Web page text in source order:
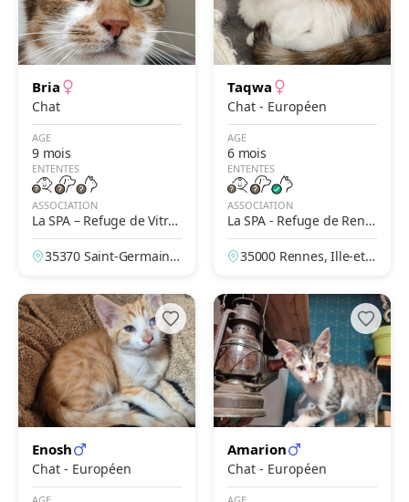
Bria
Chat
AGE
9 mois
ENTENTES
ASSOCIATION
La SPA – Refuge de Vitré
– Saint-Germain-du-Pine
l 35370 Saint-Germain-
e, France
Taqwa
Chat - Européen
AGE
6 mois
ENTENTES
ASSOCIATION
La SPA - Refuge de Renn
es
35000 Rennes, Ille-et-V
Enosh
Chat - Européen
Amarion
Chat - Européen